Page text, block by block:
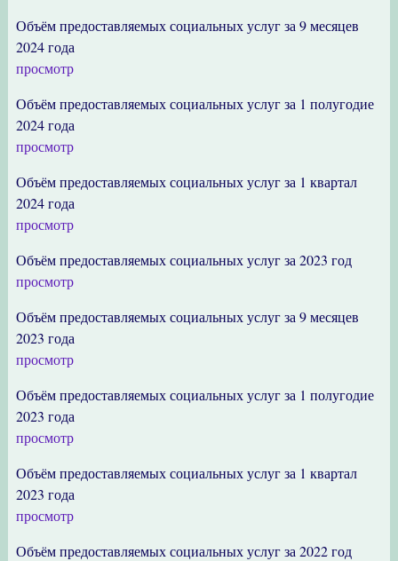
Объём предоставляемых социальных услуг за 9 месяцев
2024 года
просмотр
Объём предоставляемых социальных услуг за 1 полугодие
2024 года
просмотр
Объём предоставляемых социальных услуг за 1 квартал
2024 года
просмотр
Объём предоставляемых социальных услуг за 2023 год
просмотр
Объём предоставляемых социальных услуг за 9 месяцев
2023 года
просмотр
Объём предоставляемых социальных услуг за 1 полугодие
2023 года
просмотр
Объём предоставляемых социальных услуг за 1 квартал
2023 года
просмотр
Объём предоставляемых социальных услуг за 2022 год